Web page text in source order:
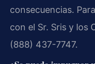
consecuencias.
con el Sr. Sris y los
(888) 437-7747.